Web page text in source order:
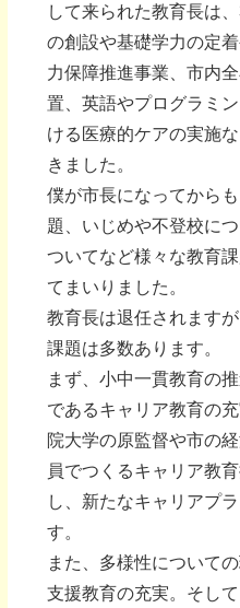
して来られた教育長は
の創設や基礎学力の定
力保障推進事業、市内
置、英語やプログラミ
ける医療的ケアの実施
きました。
僕が市長になってから
題、いじめや不登校に
ついてなど様々な教育
てまいりました。
教育長は退任されます
課題は多数あります。
まず、小中一貫教育の
であるキャリア教育の
院大学の原監督や市の
員でつくるキャリア教
し、新たなキャリアプ
す。
また、多様性について
支援教育の充実。そし